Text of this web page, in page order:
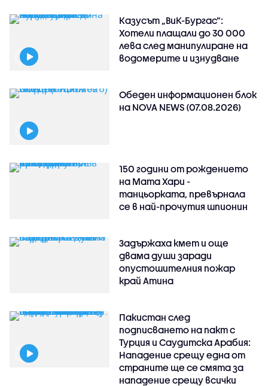
Казусът „ВиК-Бургас“:
Хотели плащали до 30 000
лева след манипулиране на
водомерите и изнудване
Обеден информационен блок
на NOVA NEWS (07.08.2026)
150 години от рождението
на Мата Хари -
танцьорката, превърнала
се в най-прочутия шпионин
Задържаха кмет и още
двама души заради
опустошителния пожар
край Атина
Пакистан след
подписването на пакт с
Турция и Саудитска Арабия:
Нападение срещу една от
страните ще се смята за
нападение срещу всички